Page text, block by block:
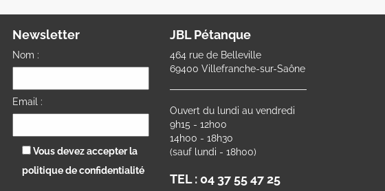
Newsletter
Nom :
Email :
Vous devez accepter la
politique de confidentialité
JBL Pétanque
464 rue de Belleville
69400 Villefranche-sur-Saône
Ouvert du lundi au vendredi
9h15 - 12h00
14h00 - 18h30
(sauf lundi - 18h00)
TEL : 04 37 55 47 25